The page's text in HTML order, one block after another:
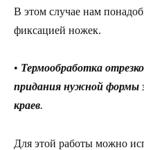
В этом случае нам
фиксацией ножек.
• Термообработка
придания нужной формы
краев.
Для этой работы можно